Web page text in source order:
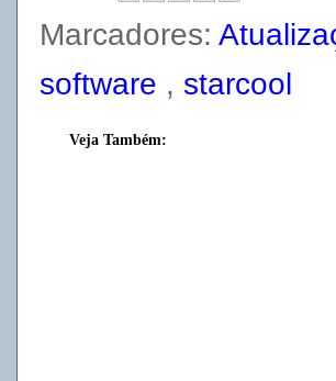
Marcadores:
software , starcool
Veja Também: